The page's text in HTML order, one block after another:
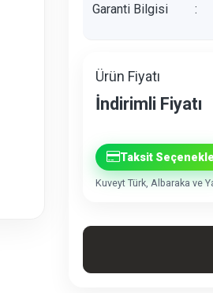
Garanti Bilgisi
:
Ürün Fiyatı
İndirimli Fiyatı
Taksit
Kuveyt Türk, Albaraka ve